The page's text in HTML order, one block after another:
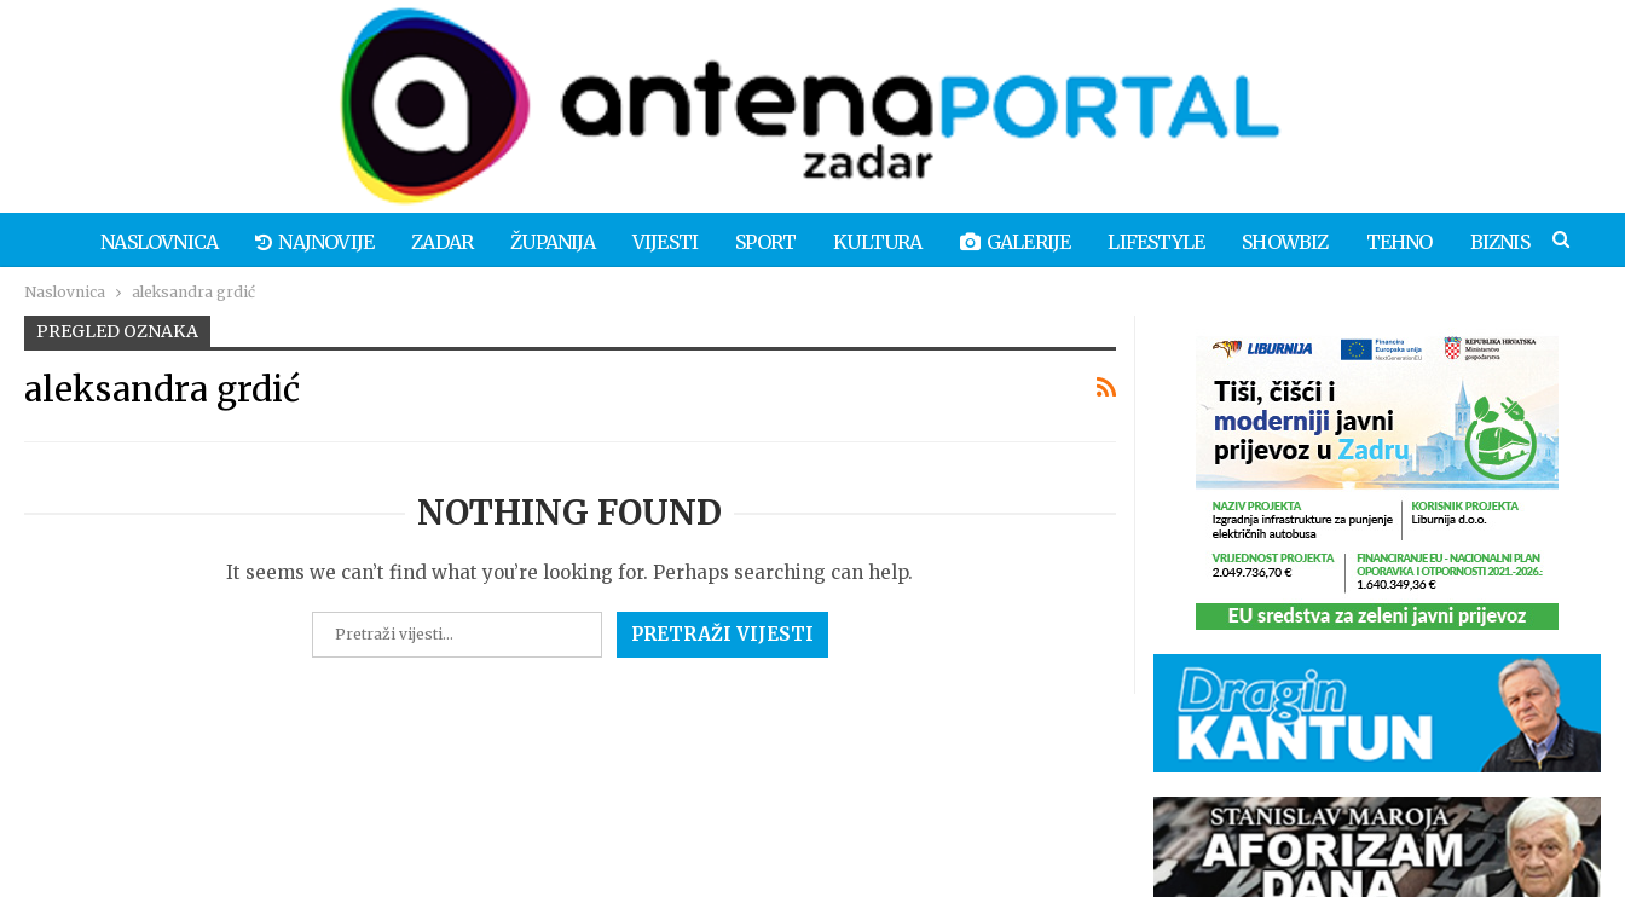
NASLOVNICA NAJNOVIJE ZADAR ŽUPANIJA VIJESTI SPORT KULTURA GALERIJE LIFESTYLE SHOWBIZ TEHNO BIZNIS
Naslovnica aleksandra grdić
PREGLED OZNAKA
aleksandra grdić
NOTHING FOUND
It seems we can’t find what you’re looking for. Perhaps searching can help.